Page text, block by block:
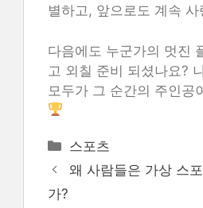
별하고, 앞으로도 계속
다음에도 누군가의 멋진
고 외칠 준비 되셨나요?
모두가 그 순간의 주인공
카
테
고
스포츠
왜 사람들은 가상 스
가?